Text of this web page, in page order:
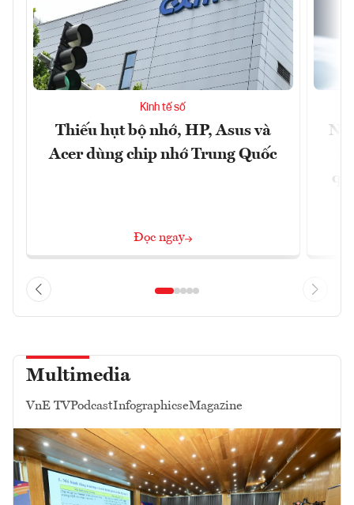
Kinh tế số
Thiếu hụt bộ nhớ, HP, Asus và
Acer dùng chip nhớ Trung Quốc
Đọc ngay
Multimedia
VnE TVPodcastInfographicseMagazine